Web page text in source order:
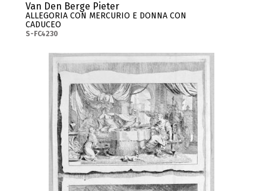
Van Den Berge Pieter
ALLEGORIA CON MERCURIO E DONNA CON
CADUCEO
S-FC4230